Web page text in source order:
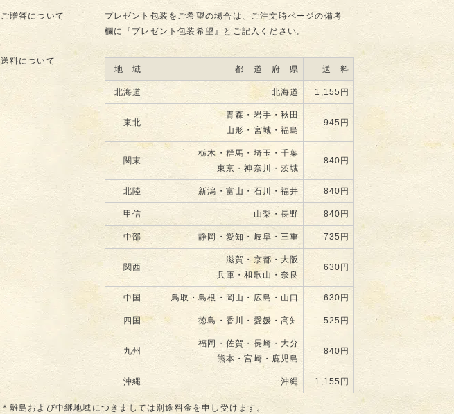
ご贈答について
プレゼント包装をご希望の場合は、ご注文時ページの備考
欄に『プレゼント包装希望』とご記入ください。
送料について
地 域
都 道 府 県 送 料
北海道 北海道 1,155円
東北
青森・岩手・秋田
山形・宮城・福島
945円
関東
栃木・群馬・埼玉・千葉
東京・神奈川・茨城
840円
北陸 新潟・富山・石川・福井 840円
甲信 山梨・長野 840円
中部 静岡・愛知・岐阜・三重 735円
関西
滋賀・京都・大阪
兵庫・和歌山・奈良
630円
中国 鳥取・島根・岡山・広島・山口 630円
四国 徳島・香川・愛媛・高知 525円
九州
福岡・佐賀・長崎・大分
熊本・宮崎・鹿児島
840円
沖縄 沖縄 1,155円
＊離島および中継地域につきましては別途料金を申し受けます。